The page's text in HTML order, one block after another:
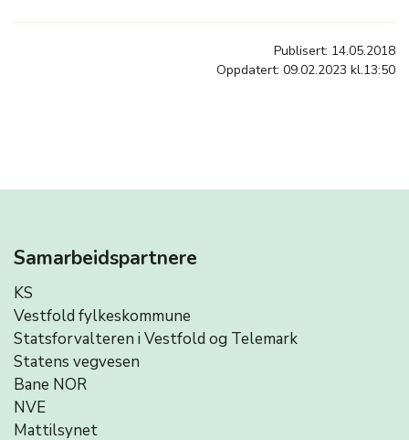
Publisert: 14.05.2018
Oppdatert: 09.02.2023 kl.13:50
Samarbeidspartnere
KS
Vestfold fylkeskommune
Statsforvalteren i Vestfold og Telemark
Statens vegvesen
Bane NOR
NVE
Mattilsynet